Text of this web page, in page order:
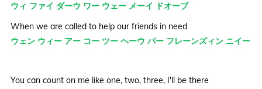
ウィ ファイ ダーウ ワー ウェー メーイ ドオーブ
When we are called to help our friends in need
ウェン ウィー アー コー ツー ヘーウ パー フレーンズィン ニイー
You can count on me like one, two, three, I'll be there